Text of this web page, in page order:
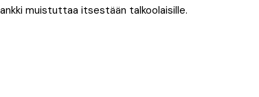
muistuttaa itsestään talkoolaisille.